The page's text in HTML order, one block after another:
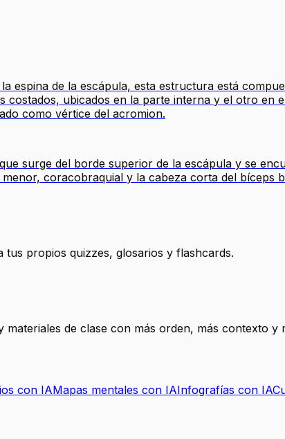
espina de la escápula, esta estructura está
ubicados en la parte interna y el otro en
como vértice del acromion.
surge del borde superior de la escápula y se
coracobraquial y la cabeza corta del bíceps
propios quizzes, glosarios y flashcards.
materiales de clase con más orden, más contexto y
con IAMapas mentales con IAInfografías con IA